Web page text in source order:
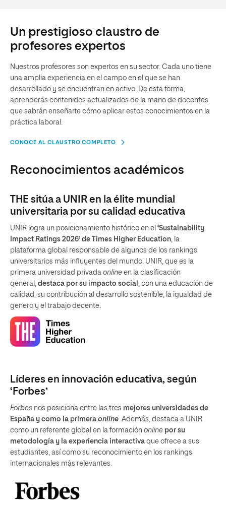
Un prestigioso claustro de
profesores expertos
Nuestros profesores son expertos en su sector. Cada uno tiene
una amplia experiencia en el campo en el que se han
desarrollado y se encuentran en activo. De esta forma,
aprenderás contenidos actualizados de la mano de docentes
que sabrán enseñarte cómo aplicar estos conocimientos en la
práctica laboral.
CONOCE AL CLAUSTRO COMPLETO
Reconocimientos académicos
THE sitúa a UNIR en la élite mundial
universitaria por su calidad educativa
UNIR logra un posicionamiento histórico en el ‘Sustainability
Impact Ratings 2026’ de Times Higher Education, la
plataforma global responsable de algunos de los rankings
universitarios más influyentes del mundo. UNIR, que es la
primera universidad privada online en la clasificación
general, destaca por su impacto social , con una educación de
calidad, su contribución al desarrollo sostenible, la igualdad de
genero y el trabajo decente.
Líderes en innovación educativa, según
‘Forbes’
Forbes nos posiciona entre las tres mejores universidades de
España y como la primera online . Además, destaca a UNIR
como un referente global en la formación online por su
metodología y la experiencia interactiva que ofrece a sus
estudiantes, así como su reconocimiento en los rankings
internacionales más relevantes.